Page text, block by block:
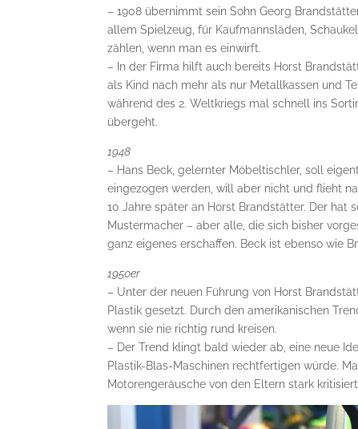
– 1908 übernimmt sein Sohn Georg
allem Spielzeug, für Kaufmannsläden,
zählen, wenn man es einwirft.
– In der Firma hilft auch bereits Horst
als Kind nach mehr als nur Metallkassen und
während des 2. Weltkriegs mal schnell ins
übergeht.
1948
– Hans Beck, gelernter Möbeltischler, soll
eingezogen werden, will aber nicht und flieht
10 Jahre später an Horst Brandstätter. Der hat
Mustermacher – aber alle, die sich bisher
ganz eigenes erschaffen. Beck ist ebenso wie
1950er
– Unter der neuen Führung von Horst
Plastik gesetzt. Durch den amerikanischen
wenn sie nie richtig rund kreisen.
– Der Trend klingt bald wieder ab, eine neue
Plastik-Blas-Maschinen rechtfertigen würde.
Motorengeräusche von den Eltern stark